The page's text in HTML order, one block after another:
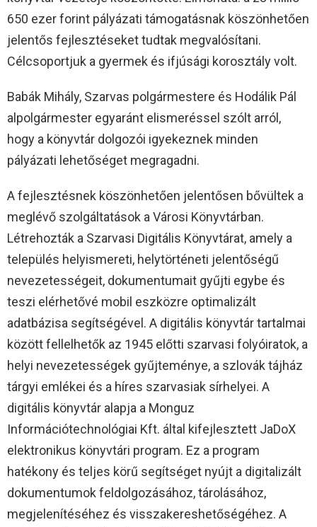
650 ezer forint pályázati támogatásnak köszönhetően
jelentős fejlesztéseket tudtak megvalósítani.
Célcsoportjuk a gyermek és ifjúsági korosztály volt.
Babák Mihály, Szarvas polgármestere és Hodálik Pál
alpolgármester egyaránt elismeréssel szólt arról,
hogy a könyvtár dolgozói igyekeznek minden
pályázati lehetőséget megragadni.
A fejlesztésnek köszönhetően jelentősen bővültek a
meglévő szolgáltatások a Városi Könyvtárban.
Létrehozták a Szarvasi Digitális Könyvtárat, amely a
település helyismereti, helytörténeti jelentőségű
nevezetességeit, dokumentumait gyűjti egybe és
teszi elérhetővé mobil eszközre optimalizált
adatbázisa segítségével. A digitális könyvtár tartalmai
között fellelhetők az 1945 előtti szarvasi folyóiratok, a
helyi nevezetességek gyűjteménye, a szlovák tájház
tárgyi emlékei és a híres szarvasiak sírhelyei. A
digitális könyvtár alapja a Monguz
Információtechnológiai Kft. által kifejlesztett JaDoX
elektronikus könyvtári program. Ez a program
hatékony és teljes körű segítséget nyújt a digitalizált
dokumentumok feldolgozásához, tárolásához,
megjelenítéséhez és visszakereshetőségéhez. A